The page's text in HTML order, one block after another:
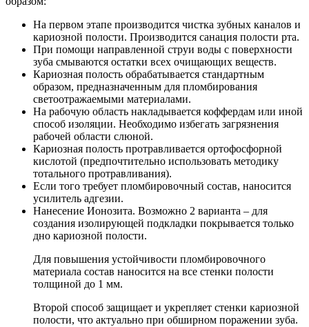
На первом этапе производится чистка зубных каналов и
кариозной полости. Производится санация полости рта.
При помощи направленной струи воды с поверхности
зуба смываются остатки всех очищающих веществ.
Кариозная полость обрабатывается стандартным
образом, предназначенным для пломбирования
светоотражаемыми материалами.
На рабочую область накладывается коффердам или иной
способ изоляции. Необходимо избегать загрязнения
рабочей области слюной.
Кариозная полость протравливается ортофосфорной
кислотой (предпочтительно использовать методику
тотального протравливания).
Если того требует пломбировочный состав, наносится
усилитель адгезии.
Нанесение Ионозита. Возможно 2 варианта – для
создания изолирующей подкладки покрывается только
дно кариозной полости.
Для повышения устойчивости пломбировочного
материала состав наносится на все стенки полости
толщиной до 1 мм.
Второй способ защищает и укрепляет стенки кариозной
полости, что актуально при обширном поражении зуба.